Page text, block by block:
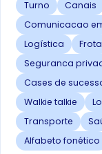
Turno
Canais
Comunicacao
Logística
Frota
Seguranca
Cases de
Walkie talkie
Transporte
Alfabeto fonético